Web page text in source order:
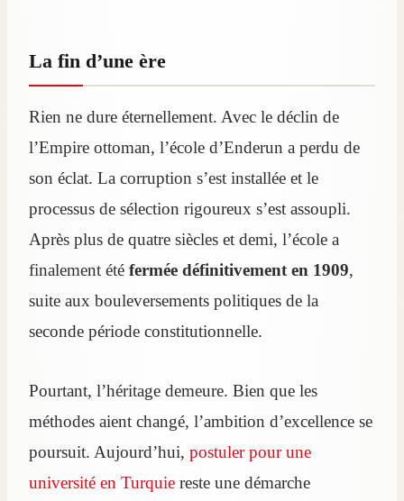
La fin d’une ère
Rien ne dure éternellement. Avec le déclin de
l’Empire ottoman, l’école d’Enderun a perdu de
son éclat. La corruption s’est installée et le
processus de sélection rigoureux s’est assoupli.
Après plus de quatre siècles et demi, l’école a
finalement été fermée définitivement en 1909,
suite aux bouleversements politiques de la
seconde période constitutionnelle.
Pourtant, l’héritage demeure. Bien que les
méthodes aient changé, l’ambition d’excellence se
poursuit. Aujourd’hui, postuler pour une
université en Turquie reste une démarche